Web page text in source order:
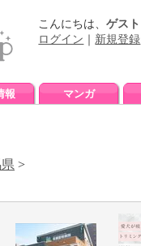
こんにちは、ゲスト
ログイン
新規登録
報 マンガ
>